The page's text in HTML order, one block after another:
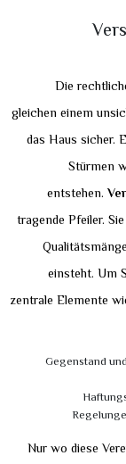
Die
gleichen einem
das Haus sicher.
Stürmen
entstehen.
tragende Pfeiler.
einsteht. Um
zentrale Elemente
Gegenstand
Nur wo diese